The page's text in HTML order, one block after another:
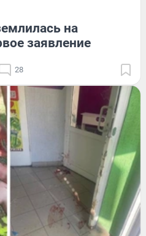
на
заявление
28